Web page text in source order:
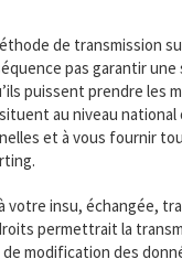
de transmission
pas garantir
puissent prendre
au niveau
et à vous fournir
votre insu, échangée,
permettrait la
modification des